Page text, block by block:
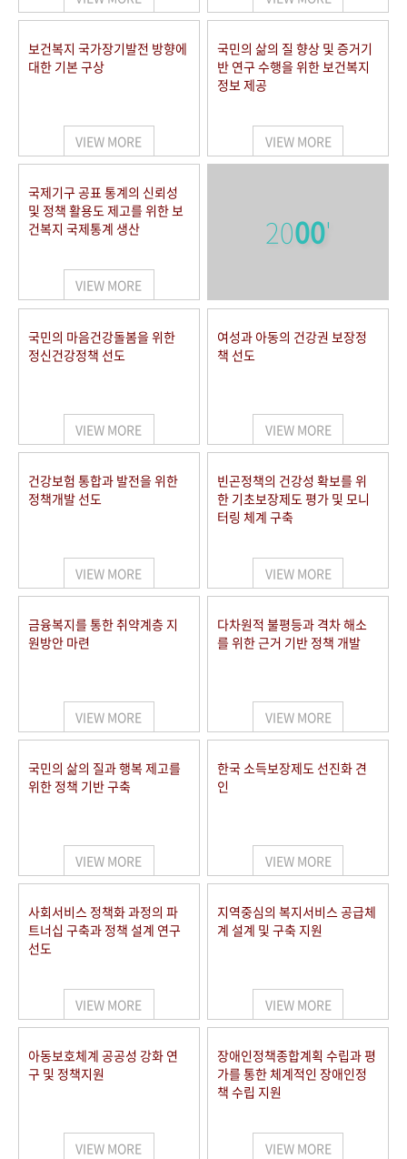
보건복지 국가장기발전 방향에
대한 기본 구상
VIEW MORE
국민의 삶의 질 향상 및 증거기
반 연구 수행을 위한 보건복지
정보 제공
VIEW MORE
국제기구 공표 통계의 신뢰성
및 정책 활용도 제고를 위한 보
건복지 국제통계 생산
VIEW MORE
2000'
국민의 마음건강돌봄을 위한
정신건강정책 선도
VIEW MORE
여성과 아동의 건강권 보장정
책 선도
VIEW MORE
건강보험 통합과 발전을 위한
정책개발 선도
VIEW MORE
빈곤정책의 건강성 확보를 위
한 기초보장제도 평가 및 모니
터링 체계 구축
VIEW MORE
금융복지를 통한 취약계층 지
원방안 마련
VIEW MORE
다차원적 불평등과 격차 해소
를 위한 근거 기반 정책 개발
VIEW MORE
국민의 삶의 질과 행복 제고를
위한 정책 기반 구축
VIEW MORE
한국 소득보장제도 선진화 견
인
VIEW MORE
사회서비스 정책화 과정의 파
트너십 구축과 정책 설계 연구
선도
VIEW MORE
지역중심의 복지서비스 공급체
계 설계 및 구축 지원
VIEW MORE
아동보호체계 공공성 강화 연
구 및 정책지원
VIEW MORE
장애인정책종합계획 수립과 평
가를 통한 체계적인 장애인정
책 수립 지원
VIEW MORE